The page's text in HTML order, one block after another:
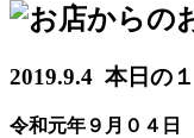
2019.9.4 本日の
令和元年９月０４